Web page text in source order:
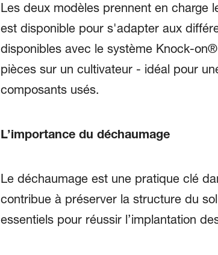
Les deux modèles prennent en charge
est disponible pour s'adapter aux
disponibles avec le système Knock-
pièces sur un cultivateur - idéal pour
composants usés.
L’importance du déchaumage
Le déchaumage est une pratique clé
contribue à préserver la structure du
essentiels pour réussir l’implantation